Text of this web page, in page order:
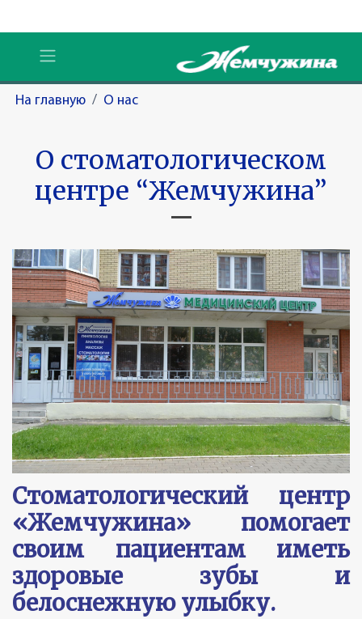
На главную / О нас
О стоматологическом
центре “Жемчужина”
Стоматологический центр
«Жемчужина» помогает
своим пациентам иметь
здоровые зубы и
белоснежную улыбку.